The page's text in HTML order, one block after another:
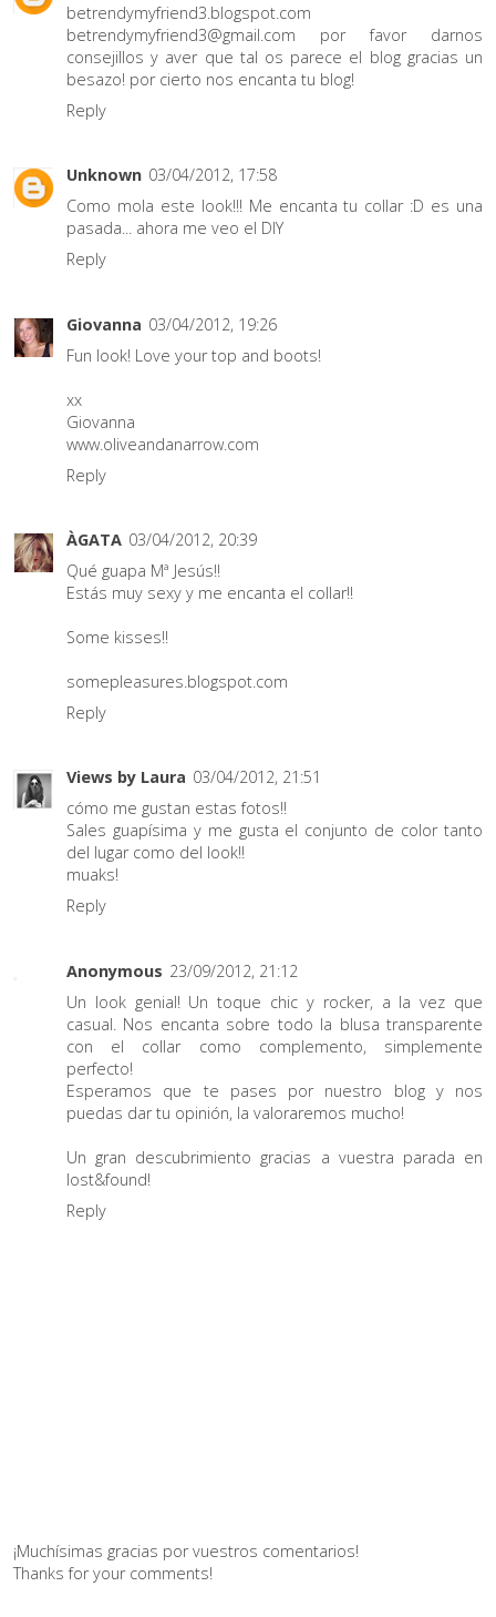
betrendymyfriend3.blogspot.com
betrendymyfriend3@gmail.com por favor darnos
consejillos y aver que tal os parece el blog gracias un
besazo! por cierto nos encanta tu blog!
Reply
Unknown 03/04/2012, 17:58
Como mola este look!!! Me encanta tu collar :D es una
pasada... ahora me veo el DIY
Reply
Giovanna 03/04/2012, 19:26
Fun look! Love your top and boots!
xx
Giovanna
www.oliveandanarrow.com
Reply
ÀGATA 03/04/2012, 20:39
Qué guapa Mª Jesús!!
Estás muy sexy y me encanta el collar!!
Some kisses!!
somepleasures.blogspot.com
Reply
Views by Laura 03/04/2012, 21:51
cómo me gustan estas fotos!!
Sales guapísima y me gusta el conjunto de color tanto
del lugar como del look!!
muaks!
Reply
Anonymous 23/09/2012, 21:12
Un look genial! Un toque chic y rocker, a la vez que
casual. Nos encanta sobre todo la blusa transparente
con el collar como complemento, simplemente
perfecto!
Esperamos que te pases por nuestro blog y nos
puedas dar tu opinión, la valoraremos mucho!
Un gran descubrimiento gracias a vuestra parada en
lost&found!
Reply
¡Muchísimas gracias por vuestros comentarios!
Thanks for your comments!